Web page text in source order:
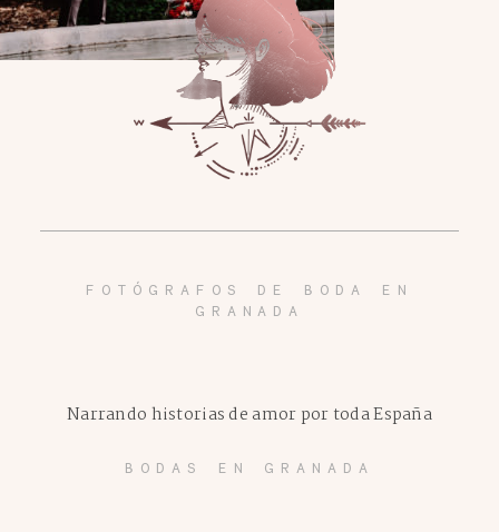
FOTÓGRAFOS DE BODA EN
GRANADA
BODAS EN GRANADA
Narrando historias de amor por toda España